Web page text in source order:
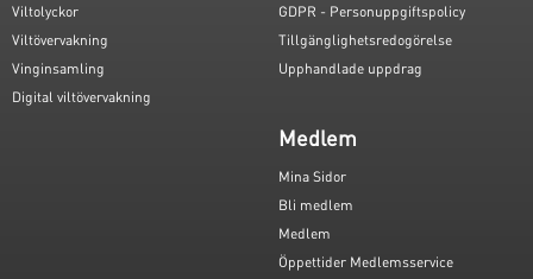
Viltolyckor
Viltövervakning
Vinginsamling
Digital viltövervakning
GDPR - Personuppgiftspolicy
Tillgänglighetsredogörelse
Upphandlade uppdrag
Medlem
Mina Sidor
Bli medlem
Medlem
Öppettider Medlemsservice